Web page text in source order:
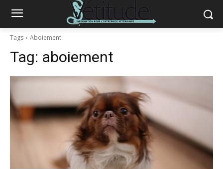
Tags Aboiement
Tag: aboiement